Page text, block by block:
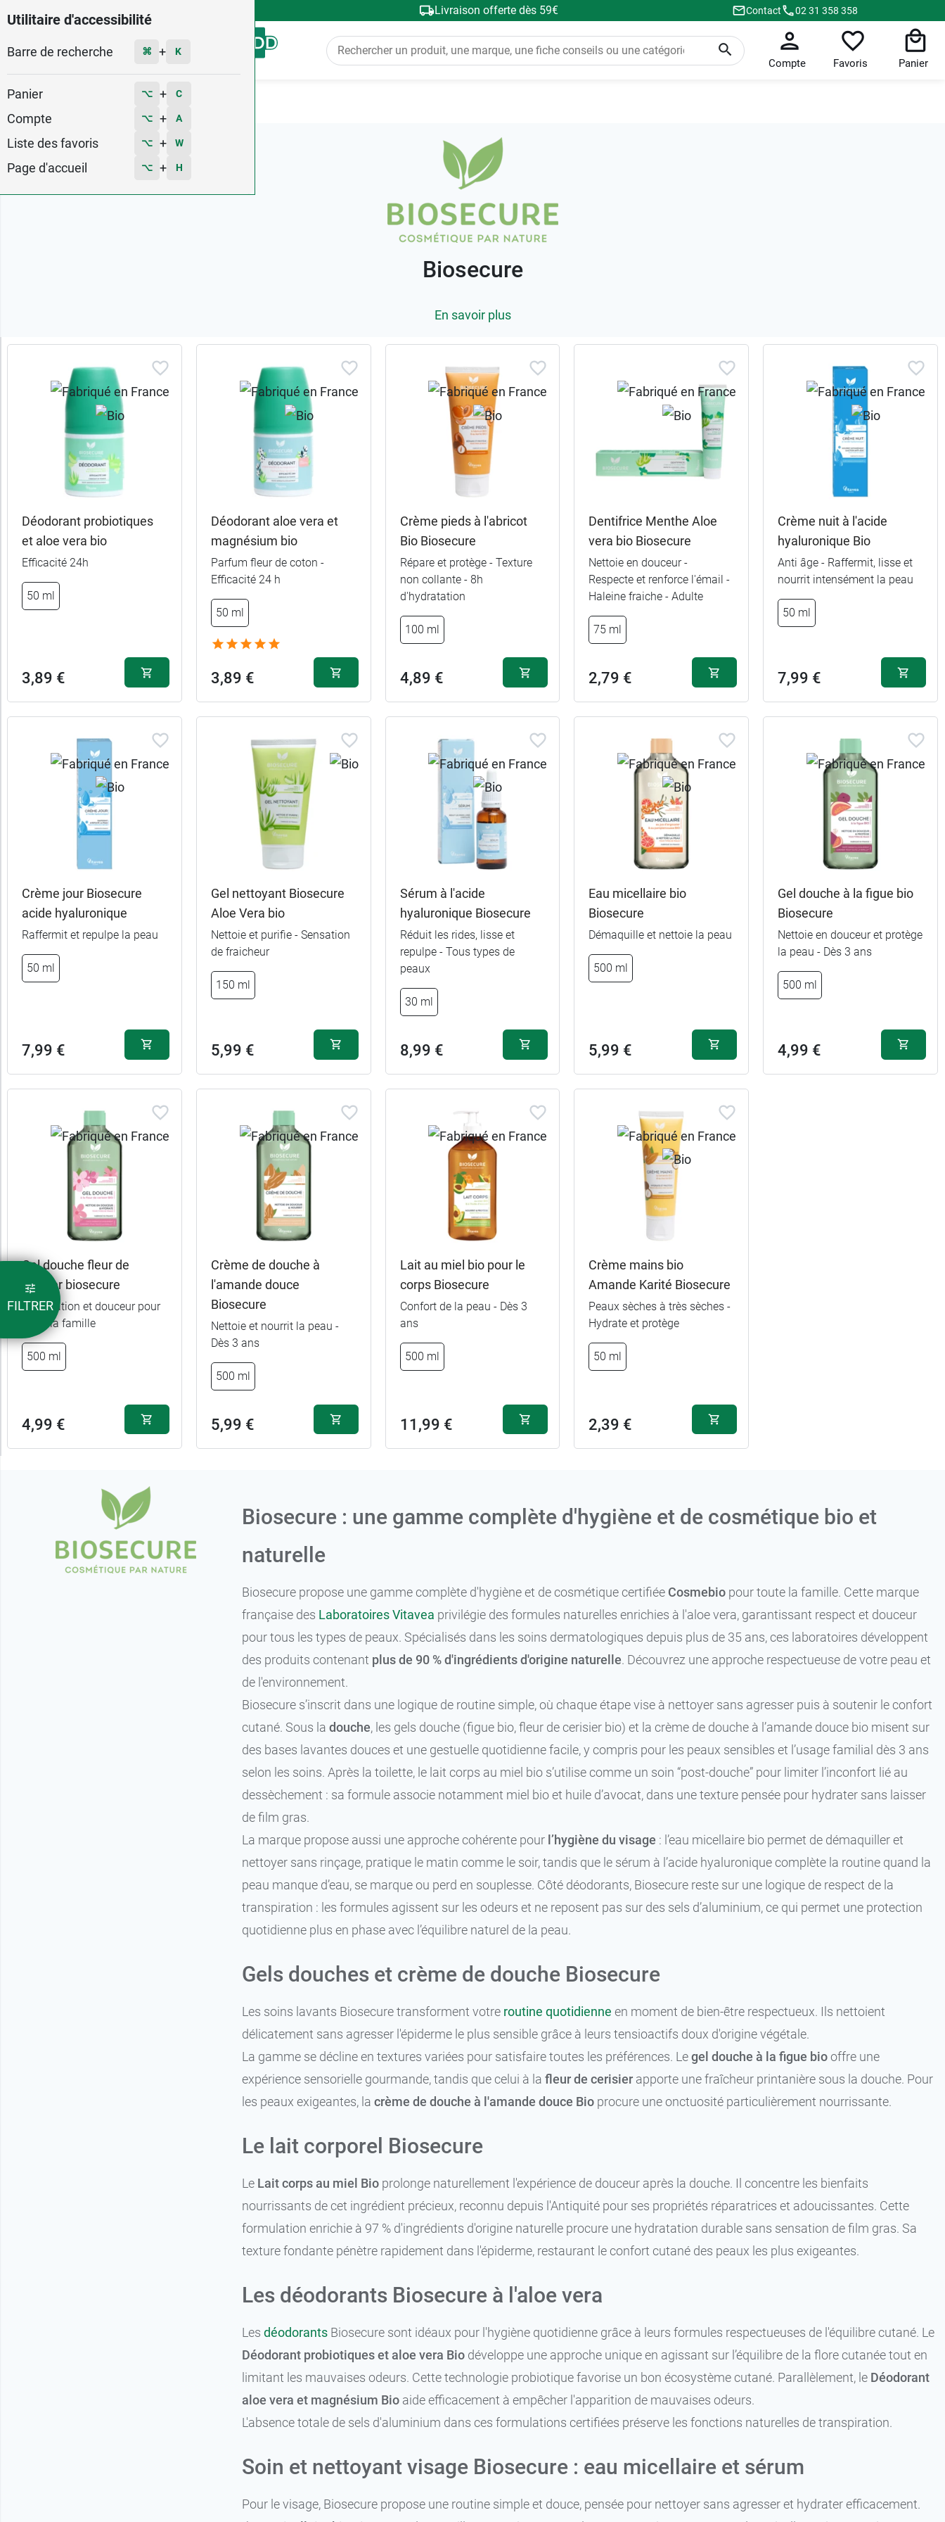
Utilitaire d'accessibilité
Barre de recherche ⌘ + K
Panier ⌥ + C
Compte ⌥ + A
Liste des favoris ⌥ + W
Page d'accueil ⌥ + H
Livraison offerte dès 59€ Contact 02 31 358 358
Menu
Compte Favoris Panier
Biosecure
En savoir plus
Par défaut
Sous-
catégories
France
Contenant
Forme
Pour
peau
FILTRER
Déodorant probiotiques
et aloe vera bio
Efficacité 24h
50 ml
3,89 €
Déodorant aloe vera et
magnésium bio
Parfum fleur de coton -
Efficacité 24 h
50 ml
3,89 €
Crème pieds à l'abricot
Bio Biosecure
Répare et protège - Texture
non collante - 8h
d'hydratation
100 ml
4,89 €
Dentifrice Menthe Aloe
vera bio Biosecure
Nettoie en douceur -
Respecte et renforce l'émail -
Haleine fraiche - Adulte
75 ml
2,79 €
Crème nuit à l'acide
hyaluronique Bio
Anti âge - Raffermit, lisse et
nourrit intensément la peau
50 ml
7,99 €
Crème jour Biosecure
acide hyaluronique
Raffermit et repulpe la peau
50 ml
7,99 €
Gel nettoyant Biosecure
Aloe Vera bio
Nettoie et purifie - Sensation
de fraicheur
150 ml
5,99 €
Sérum à l'acide
hyaluronique Biosecure
Réduit les rides, lisse et
repulpe - Tous types de
peaux
30 ml
8,99 €
Eau micellaire bio
Biosecure
Démaquille et nettoie la peau
500 ml
5,99 €
Gel douche à la figue bio
Biosecure
Nettoie en douceur et protège
la peau - Dès 3 ans
500 ml
4,99 €
Gel douche fleur de
cerisier biosecure
Hydratation et douceur pour
toute la famille
500 ml
4,99 €
Crème de douche à
l'amande douce
Biosecure
Nettoie et nourrit la peau -
Dès 3 ans
500 ml
5,99 €
Lait au miel bio pour le
corps Biosecure
Confort de la peau - Dès 3
ans
500 ml
11,99 €
Crème mains bio
Amande Karité Biosecure
Peaux sèches à très sèches -
Hydrate et protège
50 ml
2,39 €
Biosecure : une gamme complète d'hygiène et de cosmétique bio et
naturelle
Biosecure propose une gamme complète d'hygiène et de cosmétique certifiée Cosmebiopour toute la famille. Cette marque
française des Laboratoires Vitavea privilégie des formules naturelles enrichies à l'aloe vera, garantissant respect et douceur
pour tous les types de peaux. Spécialisés dans les soins dermatologiques depuis plus de 35 ans, ces laboratoires développent
des produits contenant plus de 90 % d'ingrédients d'origine naturelle. Découvrez une approche respectueuse de votre peau et
de l'environnement.
Biosecure s’inscrit dans une logique de routine simple, où chaque étape vise à nettoyer sans agresser puis à soutenir le confort
cutané. Sous la douche, les gels douche (figue bio, fleur de cerisier bio) et la crème de douche à l’amande douce bio misent sur
des bases lavantes douces et une gestuelle quotidienne facile, y compris pour les peaux sensibles et l’usage familial dès 3 ans
selon les soins. Après la toilette, le lait corps au miel bio s’utilise comme un soin “post-douche” pour limiter l’inconfort lié au
dessèchement : sa formule associe notamment miel bio et huile d’avocat, dans une texture pensée pour hydrater sans laisser
de film gras.
La marque propose aussi une approche cohérente pour l’hygiène du visage : l’eau micellaire bio permet de démaquiller et
nettoyer sans rinçage, pratique le matin comme le soir, tandis que le sérum à l’acide hyaluronique complète la routine quand la
peau manque d’eau, se marque ou perd en souplesse. Côté déodorants, Biosecure reste sur une logique de respect de la
transpiration : les formules agissent sur les odeurs et ne reposent pas sur des sels d’aluminium, ce qui permet une protection
quotidienne plus en phase avec l’équilibre naturel de la peau.
Gels douches et crème de douche Biosecure
Les soins lavants Biosecure transforment votre routine quotidienne en moment de bien-être respectueux. Ils nettoient
délicatement sans agresser l'épiderme le plus sensible grâce à leurs tensioactifs doux d'origine végétale.
La gamme se décline en textures variées pour satisfaire toutes les préférences. Legel douche à la figue biooffre une
expérience sensorielle gourmande, tandis que celui à la fleur de cerisierapporte une fraîcheur printanière sous la douche. Pour
les peaux exigeantes, la crème de douche à l'amande douce Bioprocure une onctuosité particulièrement nourrissante.
Le lait corporel Biosecure
Le Lait corps au miel Bio prolonge naturellement l'expérience de douceur après la douche. Il concentre les bienfaits
nourrissants de cet ingrédient précieux, reconnu depuis l'Antiquité pour ses propriétés réparatrices et adoucissantes. Cette
formulation enrichie à 97 % d'ingrédients d'origine naturelle procure une hydratation durable sans sensation de film gras. Sa
texture fondante pénètre rapidement dans l'épiderme, restaurant le confort cutané des peaux les plus exigeantes.
Les déodorants Biosecure à l'aloe vera
Les déodorantsBiosecure sont idéaux pour l'hygiène quotidienne grâce à leurs formules respectueuses de l'équilibre cutané. Le
Déodorant probiotiques et aloe vera Biodéveloppe une approche unique en agissant sur l’équilibre de la flore cutanée tout en
limitant les mauvaises odeurs. Cette technologie probiotique favorise un bon écosystème cutané. Parallèlement, le Déodorant
aloe vera et magnésium Bioaide efficacement à empêcher l'apparition de mauvaises odeurs.
L'absence totale de sels d'aluminium dans ces formulations certifiées préserve les fonctions naturelles de transpiration.
Soin et nettoyant visage Biosecure : eau micellaire et sérum
Pour le visage, Biosecure propose une routine simple et douce, pensée pour nettoyer sans agresser et hydrater efficacement.